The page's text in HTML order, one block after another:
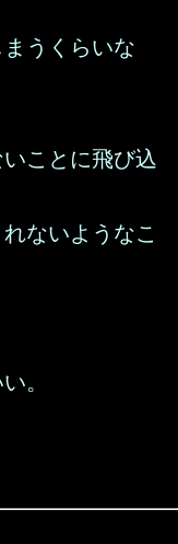
うくらいな
ことに飛び込
ないようなこ
。